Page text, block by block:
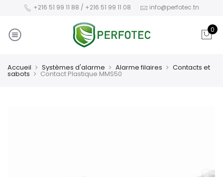
+216 51 99 11 88 / +216 51 99 11 08 info@perfotec.tn
0
Accueil Systèmes d'alarme Alarme filaires Contacts et
sabots Contact Plastique MMS50